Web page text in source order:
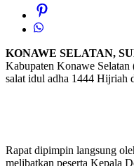
KONAWE SELATAN,
Kabupaten Konawe Selatan
salat idul adha 1444 Hijriah
Rapat dipimpin langsung
melibatkan peserta Kepala